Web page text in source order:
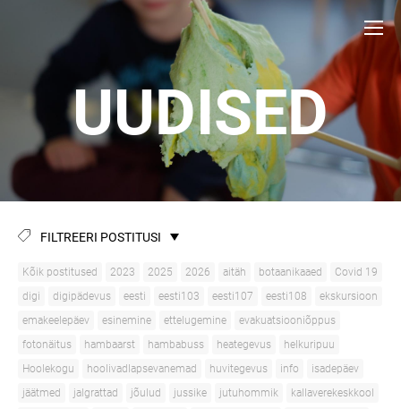
UUDISED
FILTREERI POSTITUSI
Kõik postitused 2023 2025 2026 aitäh botaanikaaed
Covid 19
digi
digipädevus eesti eesti103 eesti107 eesti108
ekskursioon
emakeelepäev
esinemine ettelugemine
evakuatsiooniõppus
fotonäitus
hambaarst hambabuss heategevus
helkuripuu
Hoolekogu
hoolivadlapsevanemad huvitegevus info
isadepäev
jäätmed
jalgrattad jõulud jussike jutuhommik
kallaverekeskkool